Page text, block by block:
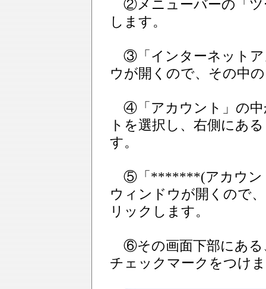
②メニューバーの「ツ
します。
③「インターネットア
ウが開くので、その中
④「アカウント」の中
トを選択し、右側にあ
す。
⑤「*******(アカウン
ウィンドウが開くので
リックします。
⑥その画面下部にある
チェックマークをつけ